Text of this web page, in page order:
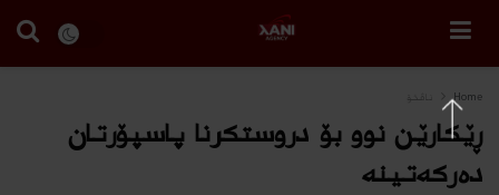
Home ناڤخۆ
ڕێکارێن نوو بۆ دروستکرنا پاسپۆرتان
دەرکەتینە